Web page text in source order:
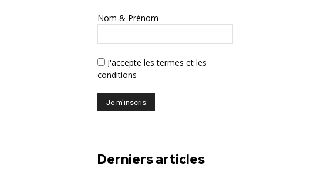
Nom & Prénom
J'accepte les termes et les
conditions
Derniers articles